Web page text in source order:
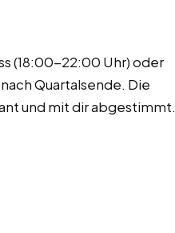
(18:00-22:00 Uhr) oder
Quartalsende. Die
und mit dir abgestimmt.